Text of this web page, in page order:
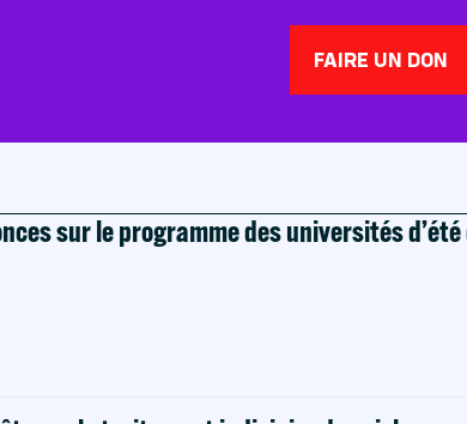
FAIRE UN DON
sur le programme des universités